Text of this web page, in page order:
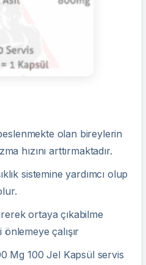
olan bireylerin
hızını arttırmaktadır.
sistemine yardımcı olup
ortaya çıkabilme
çalışır
Mg 100 Jel Kapsül servis